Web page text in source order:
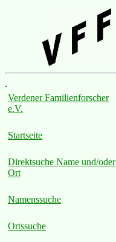
.
Verdener Familienforscher
e.V.
Startseite
Direktsuche Name und/oder
Ort
Namenssuche
Ortssuche